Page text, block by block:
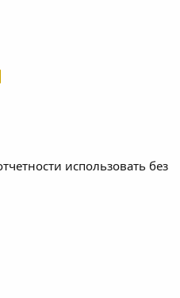
использовать без